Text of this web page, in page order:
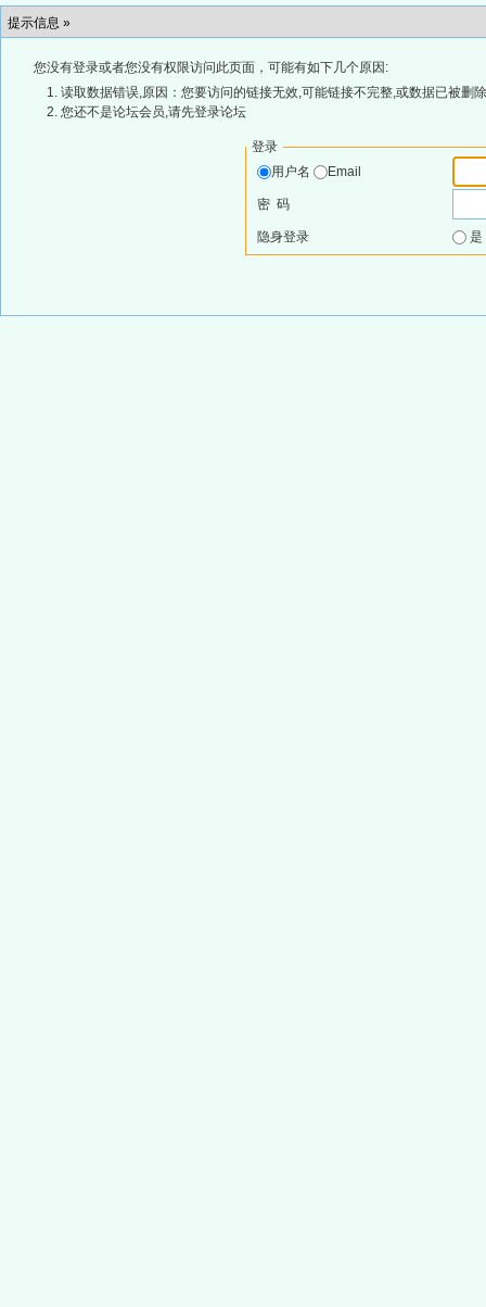
提示信息 »
您没有登录或者您没有权限访问此页面，可能有如下几个原因:
读取数据错误,原因：您要访问的链接无效,可能链接不完整,或数据已被删
您还不是论坛会员,请先登录论坛
登录
用户名
Email
密 码
隐身登录